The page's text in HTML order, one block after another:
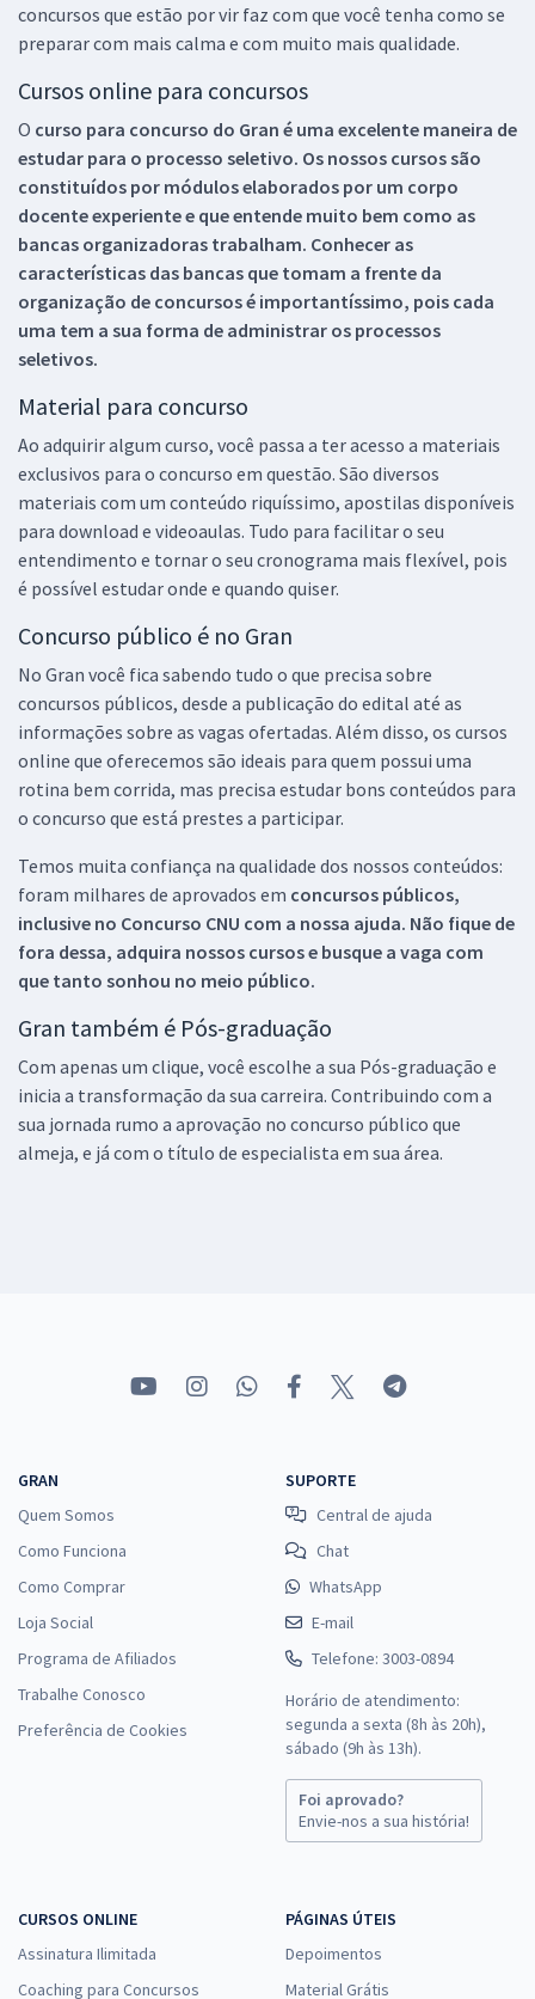
concursos que estão por vir faz com que você tenha como se
preparar com mais calma e com muito mais qualidade.
Cursos online para concursos
O curso para concurso do Gran é uma excelente maneira de
estudar para o processo seletivo. Os nossos cursos são
constituídos por módulos elaborados por um corpo
docente experiente e que entende muito bem como as
bancas organizadoras trabalham. Conhecer as
características das bancas que tomam a frente da
organização de concursos é importantíssimo, pois cada
uma tem a sua forma de administrar os processos
seletivos.
Material para concurso
Ao adquirir algum curso, você passa a ter acesso a materiais
exclusivos para o concurso em questão. São diversos
materiais com um conteúdo riquíssimo, apostilas disponíveis
para download e videoaulas. Tudo para facilitar o seu
entendimento e tornar o seu cronograma mais flexível, pois
é possível estudar onde e quando quiser.
Concurso público é no Gran
No Gran você fica sabendo tudo o que precisa sobre
concursos públicos, desde a publicação do edital até as
informações sobre as vagas ofertadas. Além disso, os cursos
online que oferecemos são ideais para quem possui uma
rotina bem corrida, mas precisa estudar bons conteúdos para
o concurso que está prestes a participar.
Temos muita confiança na qualidade dos nossos conteúdos:
foram milhares de aprovados em concursos públicos,
inclusive no Concurso CNU com a nossa ajuda. Não fique de
fora dessa, adquira nossos cursos e busque a vaga com
que tanto sonhou no meio público.
Gran também é Pós-graduação
Com apenas um clique, você escolhe a sua Pós-graduação e
inicia a transformação da sua carreira. Contribuindo com a
sua jornada rumo a aprovação no concurso público que
almeja, e já com o título de especialista em sua área.
GRAN
Quem Somos
Como Funciona
Como Comprar
Loja Social
Programa de Afiliados
Trabalhe Conosco
Preferência de Cookies
SUPORTE
Central de ajuda
Chat
WhatsApp
E-mail
Telefone: 3003-0894
Horário de atendimento:
segunda a sexta (8h às 20h),
sábado (9h às 13h).
Foi aprovado?
Envie-nos a sua história!
CURSOS ONLINE
Assinatura Ilimitada
Coaching para Concursos
PÁGINAS ÚTEIS
Depoimentos
Material Grátis